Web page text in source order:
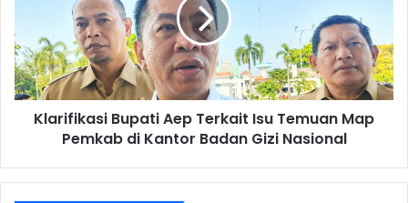
Temuan
Map
Pemkab
di
KantorKlarifikasi Bupati Aep Terkait Isu Temuan Map
Pemkab di Kantor Badan Gizi Nasional